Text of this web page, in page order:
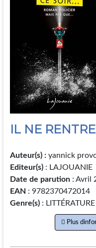
IL NE
Auteur(s) :yannick
Editeur(s) : LAJOUANIE
Date de parution: Avril
EAN : 9782370472014
Genre(s):
Plus